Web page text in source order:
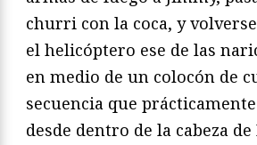
churri con la coca, y
el helicóptero ese de las
en medio de un colocón de
secuencia que
desde dentro de la cabeza